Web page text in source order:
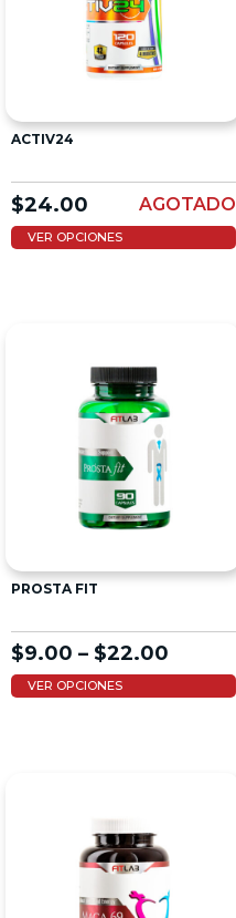
ACTIV24
$24.00 AGOTADO
VER OPCIONES
PROSTA FIT
$9.00 – $22.00
VER OPCIONES